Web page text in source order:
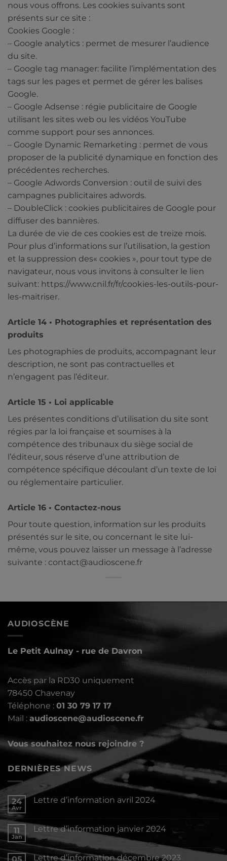
nous vous offrons. Les cookies suivants sont
présents sur ce site :
Cookies Google :
– Google analytics : permet de mesurer l’audience
du site.
– Google tag manager: facilite l’implémentation des
tags sur les pages et permet de gérer les balises
Google.
– Google Adsense : régie publicitaire de Google
utilisant les sites web ou les vidéos YouTube
comme support pour ses annonces.
– Google Dynamic Remarketing : permet de vous
proposer de la publicité dynamique en fonction des
précédentes recherches.
– Google Adwords Conversion : outil de suivi des
campagnes publicitaires adwords.
– DoubleClick : cookies publicitaires de Google pour
diffuser des bannières.
La durée de vie de ces cookies est de treize mois.
Pour plus d’informations sur l’utilisation, la gestion
et la suppression des« cookies », pour tout type de
navigateur, nous vous invitons à consulter le lien
suivant: https://www.cnil.fr/fr/cookies-les-outils-pour-
les-maitriser.
Article 14 • Photographies et représentation des
produits
Les photographies de produits, accompagnant leur
description, ne sont pas contractuelles et
n’engagent pas l’éditeur.
Article 15 • Loi applicable
Les présentes conditions d’utilisation du site sont
régies par la loi française et soumises à la
compétence des tribunaux du siège social de
l’éditeur, sous réserve d’une attribution de
compétence spécifique découlant d’un texte de loi
ou réglementaire particulier.
Article 16 • Contactez-nous
Pour toute question, information sur les produits
présentés sur le site, ou concernant le site lui-
même, vous pouvez laisser un message à l’adresse
suivante : contact@audioscene.fr
AUDIOSCÈNE
Le Petit Aulnay - rue de Davron
Accès par la RD30 uniquement
78450 Chavenay
Téléphone : 01 30 79 17 17
Mail : audioscene@audioscene.fr
Vous souhaitez nous rejoindre ?
DERNIÈRES NEWS
24
Avr
Lettre d’information avril 2024
sur
Lettre
d’information
2024
11
Jan
Lettre d’information janvier 2024
Aucun
commentaire
sur
Lettre
Lettre d’information décembre 2023